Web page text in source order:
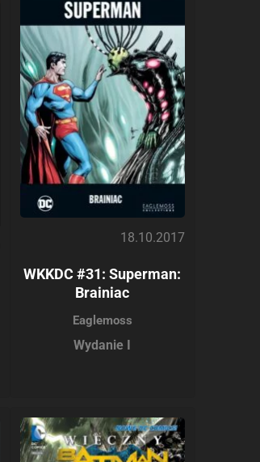
18.10.2017
WKKDC #31: Superman:
Brainiac
Eaglemoss
Wydanie I